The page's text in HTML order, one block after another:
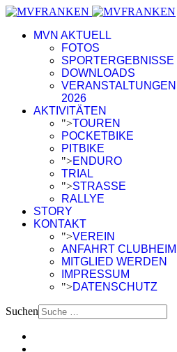
MVN AKTUELL
FOTOS
SPORTERGEBNISSE
DOWNLOADS
VERANSTALTUNGEN
2026
AKTIVITÄTEN
">TOUREN
POCKETBIKE
PITBIKE
">ENDURO
TRIAL
">STRASSE
RALLYE
STORY
KONTAKT
">VEREIN
ANFAHRT CLUBHEIM
MITGLIED WERDEN
IMPRESSUM
">DATENSCHUTZ
Suchen